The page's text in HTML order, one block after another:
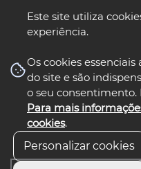
Este site utiliza
experiência.
Os cookies
do site e são
o seu consentimento.
Para mais
cookies.
Personalizar cookies
nos